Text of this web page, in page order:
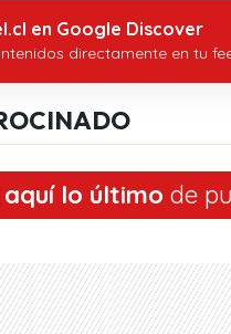
en Google Discover
directamente en tu
aquí lo último de